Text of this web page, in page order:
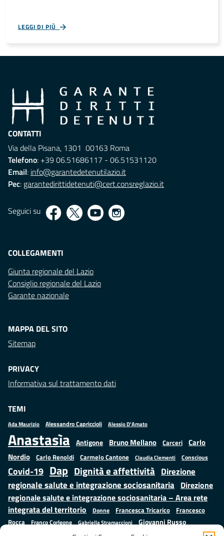
LEGGI DI PIÙ
CONTATTI
Via della Pisana, 1301 00163 Roma
Telefono: +39 06.51686117 - 06.51531120
Email: info@garantedetenutilazio.it
Pec: garantedirittidetenuti@cert.consreglazio.it
Seguici su
COLLEGAMENTI
Giunta regionale del Lazio
Consiglio regionale del Lazio
Garante nazionale
MAPPA DEL SITO
Sitemap
PRIVACY
Informativa sul trattamento dati
TEMI
Ada Maurizio Alessandro Capriccioli Alessio D'Amato
Anastasìa Antigone Bruno Mellano Carceri
Carlo
Nordio Carlo Renoldi Carmelo Cantone Claudia Clementi Conscious
Covid-19 Dap Dignità e affettività Direzione
regionale salute e integrazione sociosanitaria Direzione
regionale salute e integrazione sociosanitaria – Area rete
integrata del territorio
Donne Francesca Tricarico
Francesco
Rocca
Franco Corleone Gabriella Stramaccioni Giovanni Russo